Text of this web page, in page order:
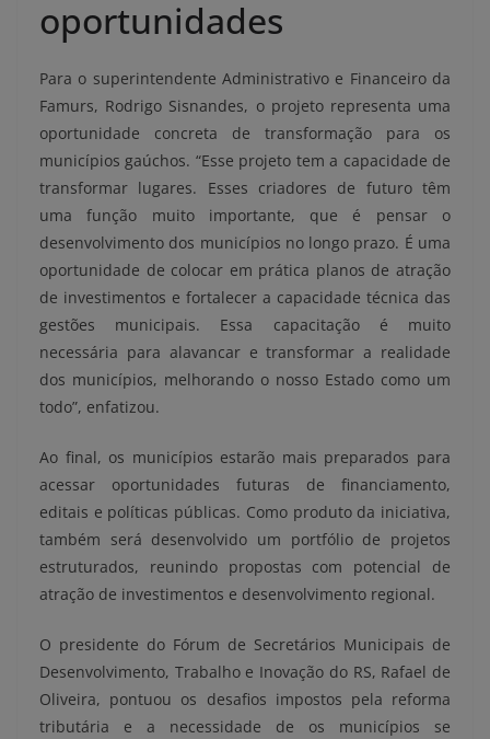
oportunidades
Para o superintendente Administrativo e Financeiro da
Famurs, Rodrigo Sisnandes, o projeto representa uma
oportunidade concreta de transformação para os
municípios gaúchos. “Esse projeto tem a capacidade de
transformar lugares. Esses criadores de futuro têm
uma função muito importante, que é pensar o
desenvolvimento dos municípios no longo prazo. É uma
oportunidade de colocar em prática planos de atração
de investimentos e fortalecer a capacidade técnica das
gestões municipais. Essa capacitação é muito
necessária para alavancar e transformar a realidade
dos municípios, melhorando o nosso Estado como um
todo”, enfatizou.
Ao final, os municípios estarão mais preparados para
acessar oportunidades futuras de financiamento,
editais e políticas públicas. Como produto da iniciativa,
também será desenvolvido um portfólio de projetos
estruturados, reunindo propostas com potencial de
atração de investimentos e desenvolvimento regional.
O presidente do Fórum de Secretários Municipais de
Desenvolvimento, Trabalho e Inovação do RS, Rafael de
Oliveira, pontuou os desafios impostos pela reforma
tributária e a necessidade de os municípios se